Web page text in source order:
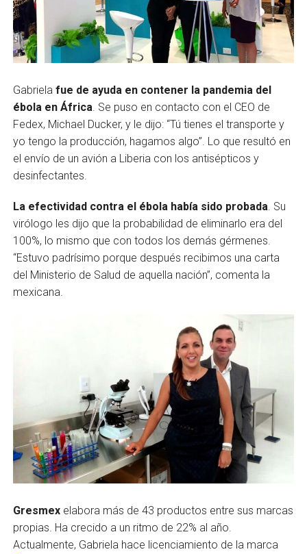
Gabrielafue de ayuda en contener la pandemia del
ébola en África. Se puso en contacto con el CEO de
Fedex, Michael Ducker, y le dijo: “Tú tienes el transporte y
yo tengo la producción, hagamos algo”. Lo que resultó en
el envío de un avión a Liberia con los antisépticos y
desinfectantes.
La efectividad contra el ébola había sido probada. Su
virólogo les dijo que la probabilidad de eliminarlo era del
100%, lo mismo que con todos los demás gérmenes.
“Estuvo padrísimo porque después recibimos una carta
del Ministerio de Salud de aquella nación”, comenta la
mexicana.
Gresmexelabora más de 43 productos entre sus marcas
propias. Ha crecido a un ritmo de 22% al año.
Actualmente, Gabriela hace licenciamiento de la marca